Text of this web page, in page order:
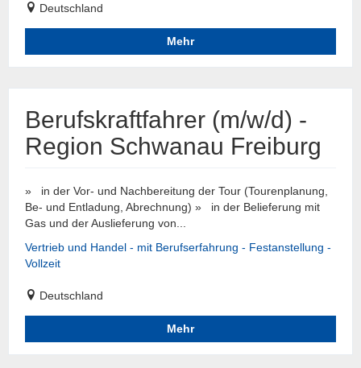
Deutschland
Mehr
Berufskraftfahrer (m/w/d) -
Region Schwanau Freiburg
» in der Vor- und Nachbereitung der Tour (Tourenplanung,
Be- und Entladung, Abrechnung) » in der Belieferung mit
Gas und der Auslieferung von...
Vertrieb und Handel - mit Berufserfahrung - Festanstellung -
Vollzeit
Deutschland
Mehr